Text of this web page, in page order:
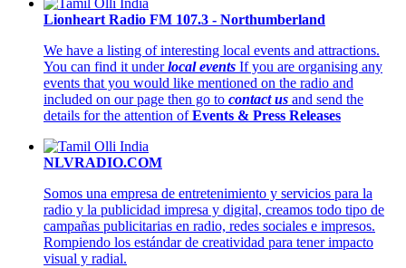
Lionheart Radio FM 107.3 - Northumberland
We have a listing of interesting local events and attractions.
You can find it underlocal events If you are organising any
events that you would like mentioned on the radio and
included on our page then go to contact us and send the
details for the attention ofEvents & Press Releases
NLVRADIO.COM
Somos una empresa de entretenimiento y servicios para la
radio y la publicidad impresa y digital, creamos todo tipo de
campañas publicitarias en radio, redes sociales e impresos.
Rompiendo los estándar de creatividad para tener impacto
visual y radial.